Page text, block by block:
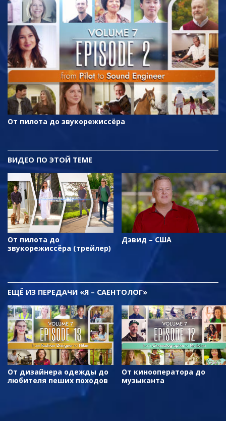
От пилота до звукорежиссёра
ВИДЕО ПО ЭТОЙ ТЕМЕ
От пилота до
звукорежиссёра (трейлер)
Дэвид – США
ЕЩЁ ИЗ ПЕРЕДАЧИ «Я – САЕНТОЛОГ»
От дизайнера одежды до
любителя пеших походов
От кинооператора до
музыканта